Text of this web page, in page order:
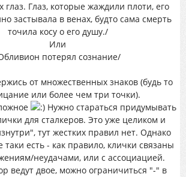
глаз. Глаз, которые жаждили плоти, его
застывала в венах, будто сама смерть
точила косу о его душу./
Или
потерял сознание/
от множественных знаков (будь то
или более чем три точки).
Нужно стараться придумывать
для сталкеров. Это уже целиком и
тут жестких правил нет. Однако
таки есть - как правило, клички связаны
неудачами, или с ассоциацией.
ведут двое, можно ограничиться "-" в